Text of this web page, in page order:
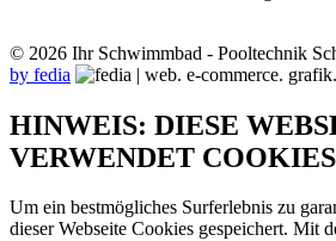
© 2026 Ihr Schwimmbad - Pooltechnik
by fedia
HINWEIS: DIESE
VERWENDET
Um ein bestmögliches Surferlebnis zu
dieser Webseite Cookies gespeichert. Mit